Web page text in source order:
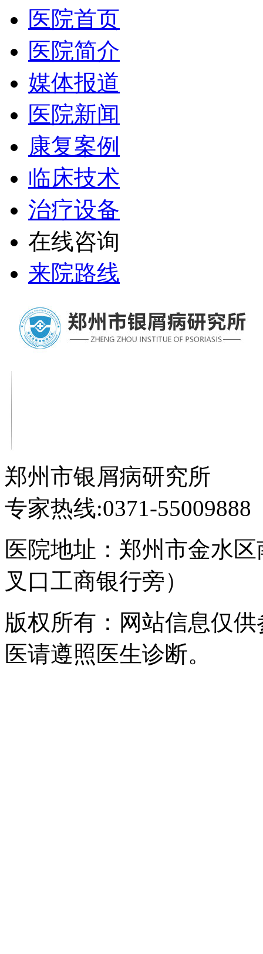
医院首页
医院简介
媒体报道
医院新闻
康复案例
临床技术
治疗设备
在线咨询
来院路线
郑州市银屑病研究所
专家热线:0371-55009888
医院地址：郑州市金水
叉口工商银行旁）
版权所有：网站信息仅
医请遵照医生诊断。